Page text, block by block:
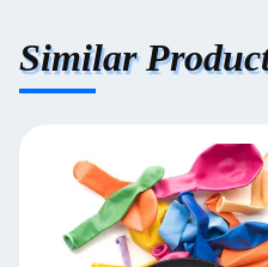
Similar